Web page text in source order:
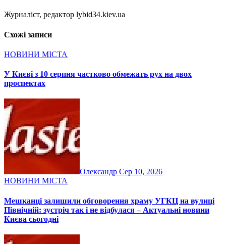
Журналіст, редактор lybid34.kiev.ua
Схожі записи
НОВИНИ МІСТА
У Києві з 10 серпня частково обмежать рух на двох
проспектах
Олександр Сер 10, 2026
НОВИНИ МІСТА
Мешканці залишили обговорення храму УГКЦ на вулиці
Північній: зустріч так і не відбулася – Актуальні новини
Києва сьогодні